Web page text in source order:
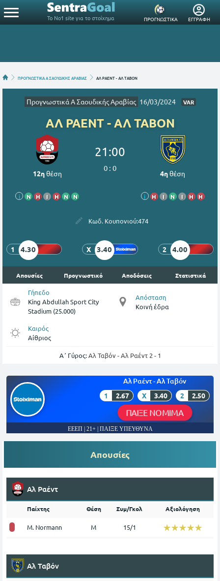
Το Νο1 site για το στοίχημα ΠΡΟΓΝΩΣΤΙΚΑ ΕΓΓΡΑΦΗ
ΠΡΟΓΝΩΣΤΙΚΑ A ΣΑΟΥΔΙΚΗΣ ΑΡΑΒΙΑΣ ΑΛ ΡΑΕΝΤ - ΑΛ ΤΑΒΟΝ
Προγνωστικά A Σαουδικής Αραβίας 16/03/2024 VAR
ΑΛ ΡΑΕΝΤ - ΑΛ ΤΑΒΟΝ
12ηθέση
i Ν Η Ι Η Ν Ν
21:00
0: 0
4ηθέση
i Η Ι Ν Ι Η Η
Κωδ. Κουπονιού:474
1 4.30 X 3.40 2 4.00
Απουσίες Προγνωστικό Αποδόσεις Στατιστικά
Γήπεδο
King Abdullah Sport City
Stadium (25.000)
Απόσταση
Κοινή έδρα
Καιρός
Αίθριος
Α΄ Γύρος:Αλ Ταβόν - Αλ Ραέντ 2 - 1
Αλ Ραέντ - Αλ Ταβόν
1 2.67 X 3.40 2 2.50
ΠΑΙΞΕ ΝΟΜΙΜΑ
ΕΕΕΠ | 21+ | ΠΑΙΞΕ ΥΠΕΥΘΥΝΑ
Απουσίες
Αλ Ραέντ
Παίχτης Θέση Συμ/Γκολ Αξιολόγηση
M. Normann Μ 15/1 ☆☆☆☆☆
★★★★★
Αλ Ταβόν